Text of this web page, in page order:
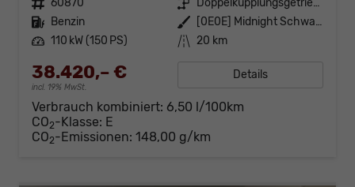
Fahrzeugnr. 60870 Getriebe
Doppelkupplungsgetriebe (DSG)
Kraftstoff Benzin Außenfarbe
[0E0E] Midnight Schwarz Metallic
Leistung 110 kW (150 PS) Kilometerstand 20 km
38.420,– €
incl. 19% MwSt.
Details
Verbrauch kombiniert: 6,50 l/100km
CO2-Klasse: E
CO2-Emissionen: 148,00 g/km